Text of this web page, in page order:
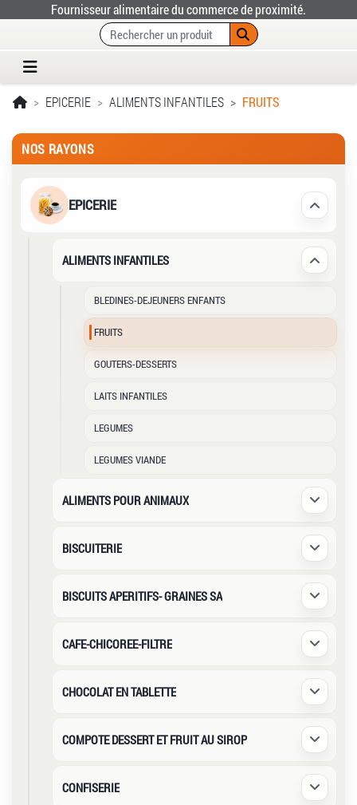
Fournisseur alimentaire du commerce de proximité.
EPICERIE ALIMENTS INFANTILES FRUITS
NOS RAYONS
EPICERIE Déplier
ALIMENTS INFANTILES Déplier
BLEDINES-DEJEUNERS ENFANTS
FRUITS
GOUTERS-DESSERTS
LAITS INFANTILES
LEGUMES
LEGUMES VIANDE
ALIMENTS POUR ANIMAUX Déplier
BISCUITERIE Déplier
BISCUITS APERITIFS- GRAINES SA Déplier
CAFE-CHICOREE-FILTRE Déplier
CHOCOLAT EN TABLETTE Déplier
COMPOTE DESSERT ET FRUIT AU SIROP Déplier
CONFISERIE Déplier